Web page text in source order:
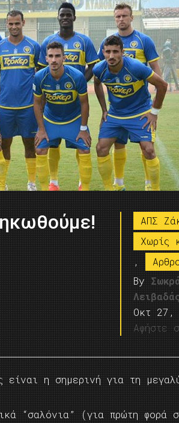
ΑΠΣ
Χωρίς
,
By
Οκτ 27,
Αφήστε
είναι η σημερινή για τη
“σαλόνια” (για πρώτη φορά